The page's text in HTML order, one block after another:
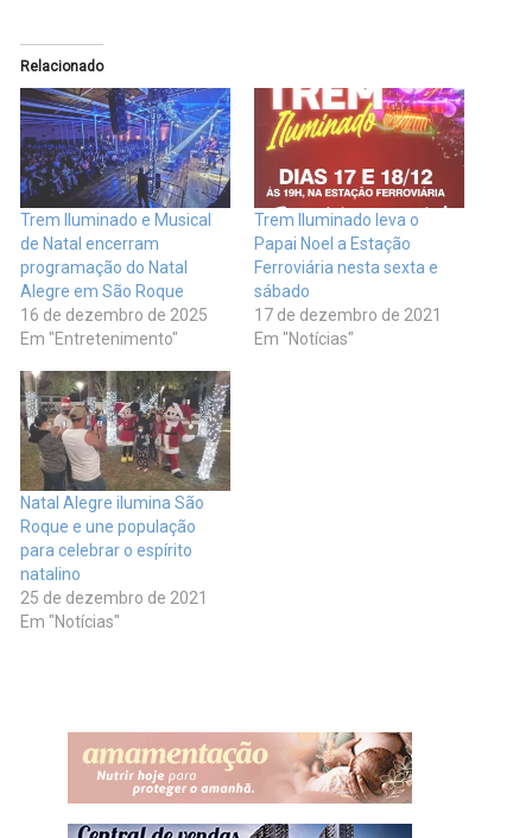
Relacionado
Trem Iluminado e Musical
de Natal encerram
programação do Natal
Alegre em São Roque
16 de dezembro de 2025
Em "Entretenimento"
Trem Iluminado leva o
Papai Noel a Estação
Ferroviária nesta sexta e
sábado
17 de dezembro de 2021
Em "Notícias"
Natal Alegre ilumina São
Roque e une população
para celebrar o espírito
natalino
25 de dezembro de 2021
Em "Notícias"